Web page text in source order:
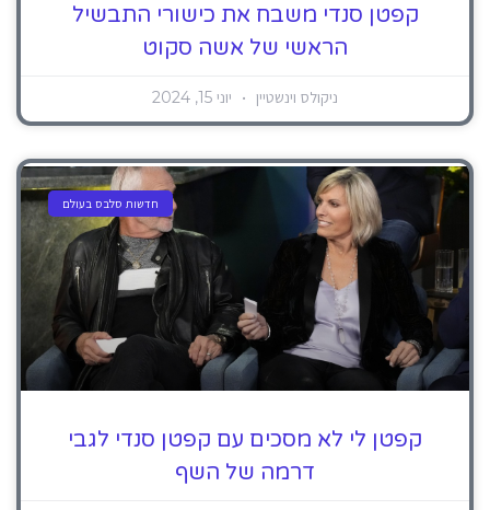
קפטן סנדי משבח את כישורי התבשיל
הראשי של אשה סקוט
ניקולס וינשטיין יוני 15, 2024
חדשות סלבס בעולם
קפטן לי לא מסכים עם קפטן סנדי לגבי
דרמה של השף